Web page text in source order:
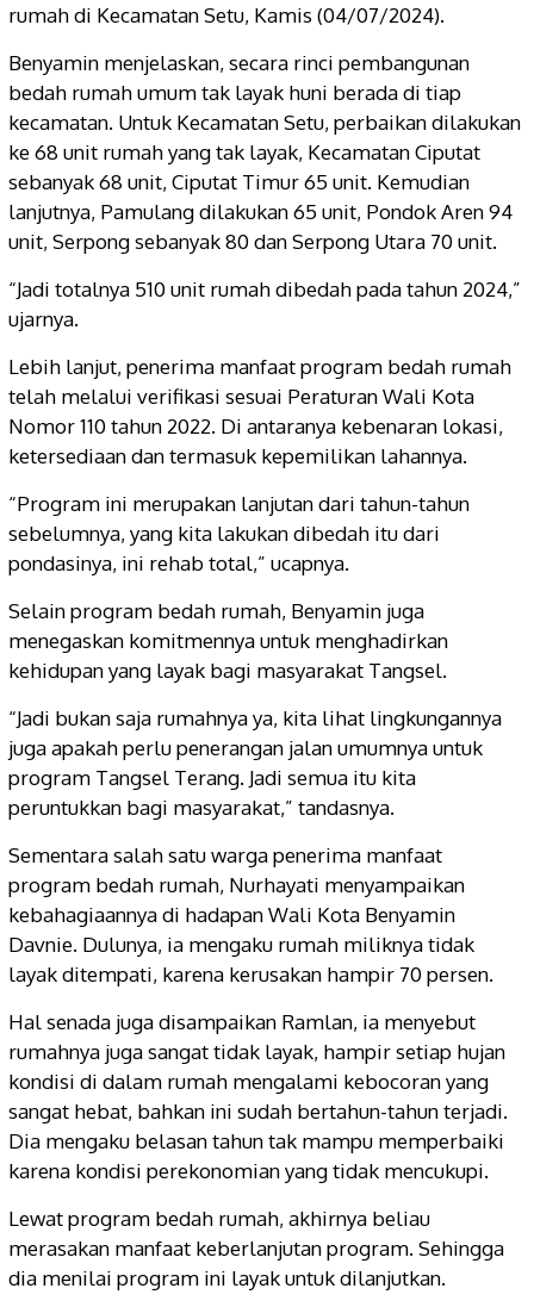
rumah di Kecamatan Setu, Kamis (04/07/2024).
Benyamin menjelaskan, secara rinci pembangunan
bedah rumah umum tak layak huni berada di tiap
kecamatan. Untuk Kecamatan Setu, perbaikan dilakukan
ke 68 unit rumah yang tak layak, Kecamatan Ciputat
sebanyak 68 unit, Ciputat Timur 65 unit. Kemudian
lanjutnya, Pamulang dilakukan 65 unit, Pondok Aren 94
unit, Serpong sebanyak 80 dan Serpong Utara 70 unit.
“Jadi totalnya 510 unit rumah dibedah pada tahun 2024,”
ujarnya.
Lebih lanjut, penerima manfaat program bedah rumah
telah melalui verifikasi sesuai Peraturan Wali Kota
Nomor 110 tahun 2022. Di antaranya kebenaran lokasi,
ketersediaan dan termasuk kepemilikan lahannya.
“Program ini merupakan lanjutan dari tahun-tahun
sebelumnya, yang kita lakukan dibedah itu dari
pondasinya, ini rehab total,” ucapnya.
Selain program bedah rumah, Benyamin juga
menegaskan komitmennya untuk menghadirkan
kehidupan yang layak bagi masyarakat Tangsel.
“Jadi bukan saja rumahnya ya, kita lihat lingkungannya
juga apakah perlu penerangan jalan umumnya untuk
program Tangsel Terang. Jadi semua itu kita
peruntukkan bagi masyarakat,” tandasnya.
Sementara salah satu warga penerima manfaat
program bedah rumah, Nurhayati menyampaikan
kebahagiaannya di hadapan Wali Kota Benyamin
Davnie. Dulunya, ia mengaku rumah miliknya tidak
layak ditempati, karena kerusakan hampir 70 persen.
Hal senada juga disampaikan Ramlan, ia menyebut
rumahnya juga sangat tidak layak, hampir setiap hujan
kondisi di dalam rumah mengalami kebocoran yang
sangat hebat, bahkan ini sudah bertahun-tahun terjadi.
Dia mengaku belasan tahun tak mampu memperbaiki
karena kondisi perekonomian yang tidak mencukupi.
Lewat program bedah rumah, akhirnya beliau
merasakan manfaat keberlanjutan program. Sehingga
dia menilai program ini layak untuk dilanjutkan.